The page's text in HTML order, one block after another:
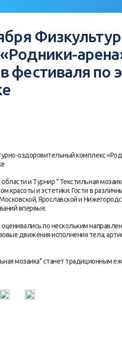
фестиваля по
оздоровительный комплекс
и Турнир " Текстильная
красоты и эстетики. Гости в
Ярославской и
впервые.
по нескольким
движения исполнения тела,
мозаика" станет традиционным